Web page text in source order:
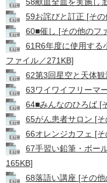
59お詫びと訂正 [そ
60■催し [その他のフ
61R6年度に使用する
ファイル／271KB]
62第3回星空と天体
63ワイワイフリーマ
64■みんなのひろば [
65がん患者サロン [
66オレンジカフェ [
67手習い鉛筆・ボー
165KB]
68落語い講座 [その